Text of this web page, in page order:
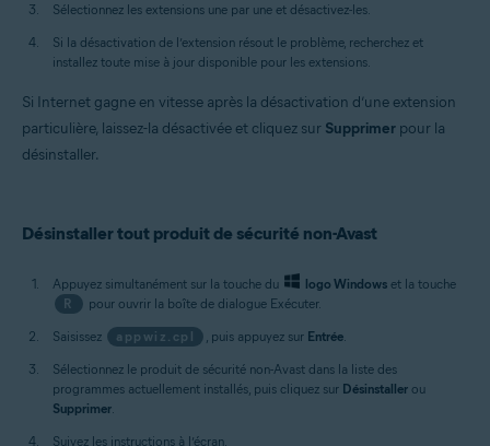
Sélectionnez les extensions une par une et désactivez-les.
Si la désactivation de l’extension résout le problème, recherchez et
installez toute mise à jour disponible pour les extensions.
Si Internet gagne en vitesse après la désactivation d’une extension
particulière, laissez-la désactivée et cliquez sur Supprimer pour la
désinstaller.
Désinstaller tout produit de sécurité non-Avast
Appuyez simultanément sur la touche du logo Windows et la touche
R
pour ouvrir la boîte de dialogue Exécuter.
Saisissez
appwiz.cpl , puis appuyez sur Entrée.
Sélectionnez le produit de sécurité non-Avast dans la liste des
programmes actuellement installés, puis cliquez sur Désinstaller ou
Supprimer.
Suivez les instructions à l’écran.